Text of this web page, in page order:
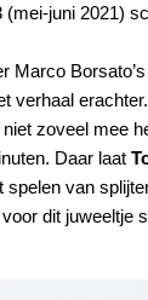
(mei-juni 2021)
Marco
verhaal
zoveel mee
Daar laat
spelen van
dit juweeltje